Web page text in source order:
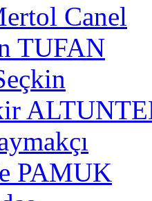
Canel
TUFAN
PAMUK